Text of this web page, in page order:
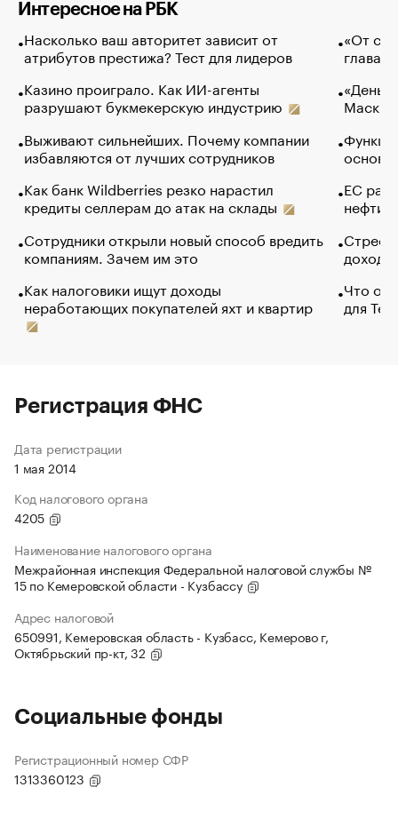
Интересное на РБК
Насколько ваш авторитет зависит от
атрибутов престижа? Тест для лидеров
Казино проиграло. Как ИИ-агенты
разрушают букмекерскую индустрию
Выживают сильнейших. Почему компании
избавляются от лучших сотрудников
Как банк Wildberries резко нарастил
кредиты селлерам до атак на склады
Сотрудники открыли новый способ вредить
компаниям. Зачем им это
Как налоговики ищут доходы
неработающих покупателей яхт и квартир
«От
глава
Маск в
основ
ЕС
нефти
Что
для
Регистрация ФНС
Дата регистрации
1 мая 2014
Код налогового органа
4205
Наименование налогового органа
Межрайонная инспекция Федеральной налоговой службы №
15 по Кемеровской области - Кузбассу
Адрес налоговой
650991, Кемеровская область - Кузбасс, Кемерово г,
Октябрьский пр-кт, 32
Социальные фонды
Регистрационный номер СФР
1313360123